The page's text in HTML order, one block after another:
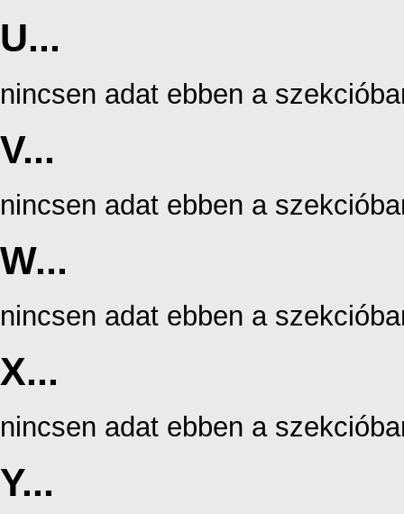
U...
nincsen adat ebben a
V...
nincsen adat ebben a
W...
nincsen adat ebben a
X...
nincsen adat ebben a
Y...